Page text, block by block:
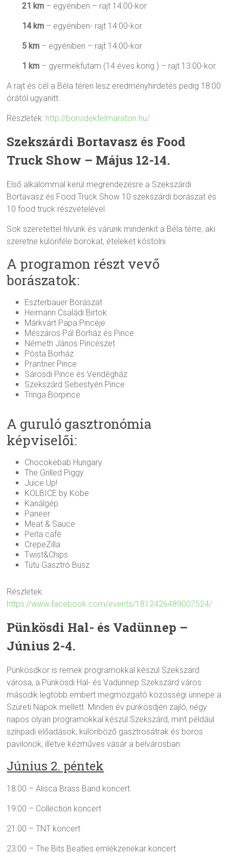
21 km – egyéniben – rajt 14:00-kor
14 km – egyéniben- rajt 14:00-kor
5 km – egyéniben – rajt 14:00-kor
1 km – gyermekfutam (14 éves korig ) – rajt 13:00-kor
A rajt és cél a Béla téren lesz eredményhirdetés pedig 18:00
órától ugyanitt.
Részletek: http://borvidekfelmaraton.hu/
Szekszárdi Bortavasz és Food
Truck Show – Május 12-14.
Első alkalommal kerül megrendezésre a Szekszárdi
Bortavasz és Food Truck Show 10 szekszárdi borászat és
10 food truck részvételével.
Sok szeretettel hívunk és várunk mindenkit a Béla térre, aki
szeretne különféle borokat, ételeket kóstolni.
A programon részt vevő
borászatok:
Eszterbauer Borászat
Heimann Családi Birtok
Márkvárt Papa Pincéje
Mészáros Pál Borház és Pince
Németh János Pincészet
Pósta Borház
Prantner Pince
Sárosdi Pince és Vendégház
Szekszárd Sebestyén Pince
Tringa Borpince
A guruló gasztronómia
képviselői:
Chocokebab Hungary
The Grilled Piggy
Juice Up!
KOLBICE by Kobe
Kanálgép
Paneer
Meat & Sauce
Perla cafè
CrepeZilla
Twist&Chips
Tütü Gasztró Busz
Részletek:
https://www.facebook.com/events/1812426489007524/
Pünkösdi Hal- és Vadünnep –
Június 2-4.
Pünkösdkor is remek programokkal készül Szekszárd
városa, a Pünkösdi Hal- és Vadünnep Szekszárd város
második legtöbb embert megmozgató közösségi ünnepe a
Szüreti Napok mellett. Minden év pünkösdjén zajló, négy
napos olyan programokkal készül Szekszárd, mint például
színpadi előadások, különböző gasztrosátrak és boros
pavilonok, illetve kézműves vásár a belvárosban.
Június 2. péntek
18:00 – Alisca Brass Band koncert
19:00 – Collection koncert
21:00 – TNT koncert
23:00 – The Bits Beatles emlékzenekar koncert